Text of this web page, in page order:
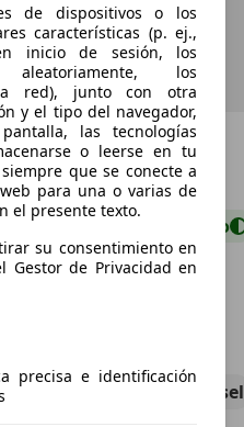
1 justo
Diésel
de dispositivos o los
características (p. ej.,
inicio de sesión, los
aleatoriamente, los
red), junto con otra
y el tipo del navegador,
las tecnologías
o leerse en tu
que se conecte a
para una o varias de
el presente texto.
su consentimiento en
Gestor de Privacidad en
precisa e identificación